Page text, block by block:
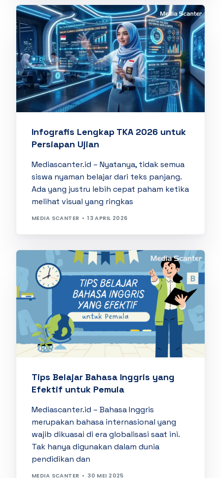
Infografis Lengkap TKA 2026 untuk
Persiapan Ujian
Mediascanter.id – Nyatanya, tidak semua
siswa nyaman belajar dari teks panjang.
Ada yang justru lebih cepat paham ketika
melihat visual yang ringkas
MEDIA SCANTER 13 APRIL 2026
Tips Belajar Bahasa Inggris yang
Efektif untuk Pemula
Mediascanter.id – Bahasa Inggris
merupakan bahasa internasional yang
wajib dikuasai di era globalisasi saat ini.
Tak hanya digunakan dalam dunia
pendidikan dan
MEDIA SCANTER 30 MEI 2025